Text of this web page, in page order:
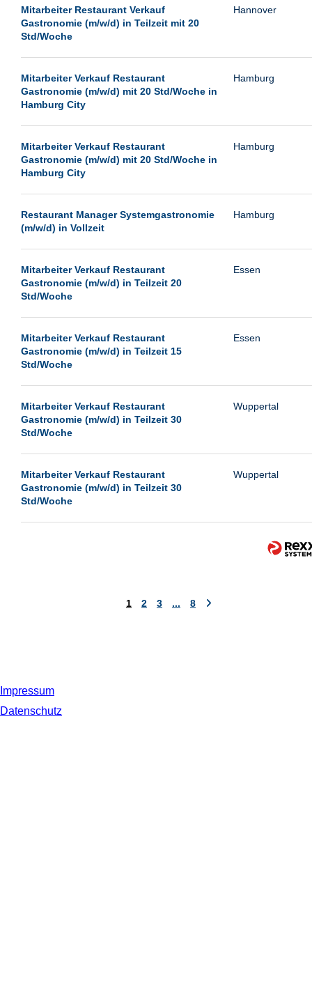
Wuppertal
Wust/Brandenburg
Mitarbeiter Restaurant Verkauf
Gastronomie (m/w/d) in Teilzeit mit 20
Std/Woche
Hannover
Mitarbeiter Verkauf Restaurant
Gastronomie (m/w/d) mit 20 Std/Woche in
Hamburg City
Hamburg
Mitarbeiter Verkauf Restaurant
Gastronomie (m/w/d) mit 20 Std/Woche in
Hamburg City
Hamburg
Restaurant Manager Systemgastronomie
(m/w/d) in Vollzeit
Hamburg
Mitarbeiter Verkauf Restaurant
Gastronomie (m/w/d) in Teilzeit 20
Std/Woche
Essen
Mitarbeiter Verkauf Restaurant
Gastronomie (m/w/d) in Teilzeit 15
Std/Woche
Essen
Mitarbeiter Verkauf Restaurant
Gastronomie (m/w/d) in Teilzeit 30
Std/Woche
Wuppertal
Mitarbeiter Verkauf Restaurant
Gastronomie (m/w/d) in Teilzeit 30
Std/Woche
Wuppertal
1 2 3 ... 8
Impressum
Datenschutz